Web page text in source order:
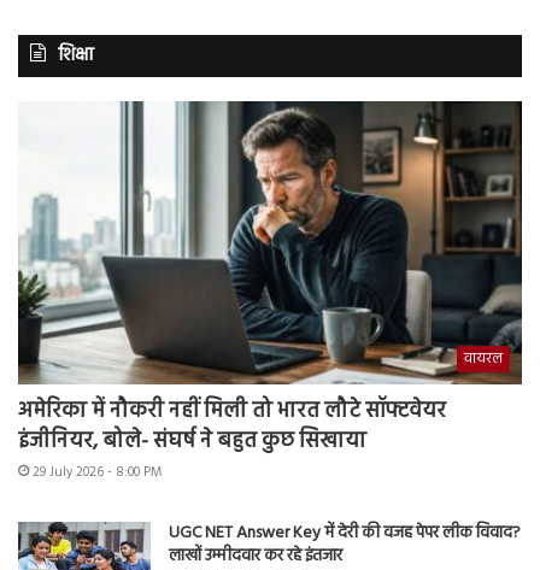
शिक्षा
वायरल
अमेरिका में नौकरी नहीं मिली तो भारत लौटे सॉफ्टवेयर
इंजीनियर, बोले- संघर्ष ने बहुत कुछ सिखाया
29 July 2026 - 8:00 PM
UGC NET Answer Key में देरी की वजह पेपर लीक विवाद?
लाखों उम्मीदवार कर रहे इंतजार